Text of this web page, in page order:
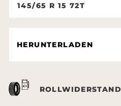
145/65 R 15 72T
HERUNTERLADEN
ROLLWIDERSTAND